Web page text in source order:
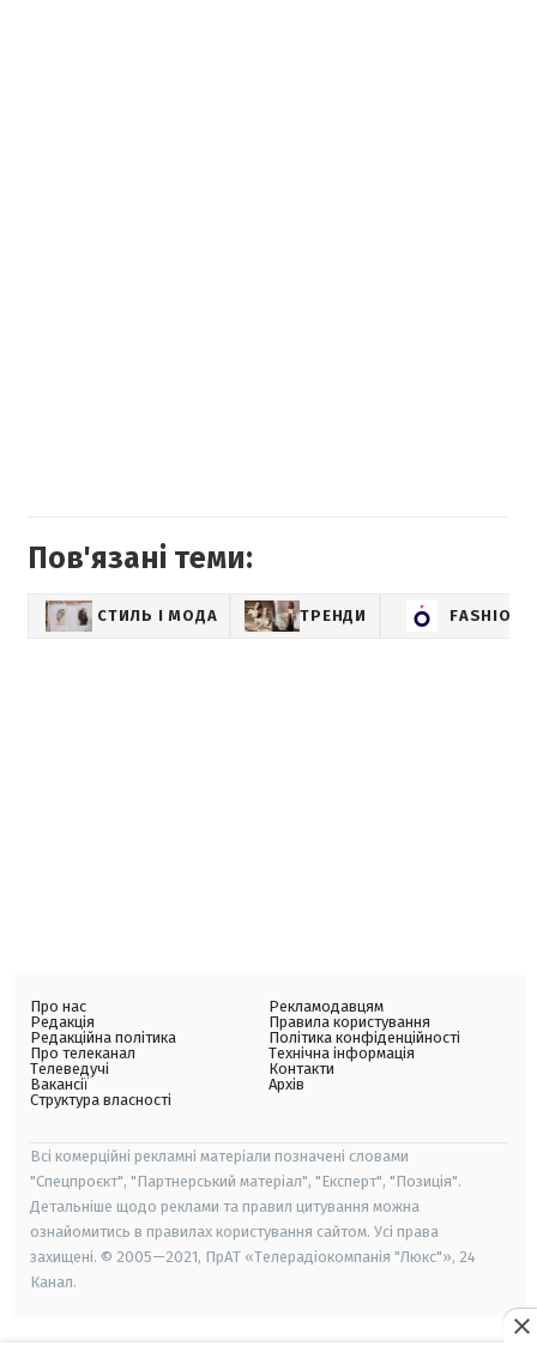
Пов'язані теми:
СТИЛЬ І МОДА ТРЕНДИ FASHION
Про нас
Редакція
Редакційна політика
Про телеканал
Телеведучі
Вакансії
Структура власності
Рекламодавцям
Правила користування
Політика конфіденційності
Технічна інформація
Контакти
Архів
Всі комерційні рекламні матеріали позначені словами
"Спецпроєкт", "Партнерський матеріал", "Експерт", "Позиція".
Детальніше щодо реклами та правил цитування можна
ознайомитись в правилах користування сайтом. Усі права
захищені. © 2005—2021, ПрАТ «Телерадіокомпанія "Люкс"», 24
Канал.